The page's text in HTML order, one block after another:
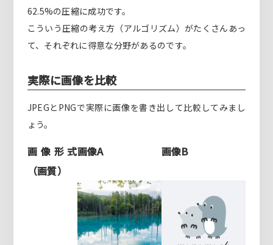
62.5%の圧縮に成功です。
こういう圧縮の考え方（アルゴリズム）がたくさんあっ
て、それぞれに得意な分野があるのです。
実際に画像を比較
JPEGとPNGで実際に画像を書き出して比較してみまし
ょう。
画像形式
（画質）
画像A 画像B